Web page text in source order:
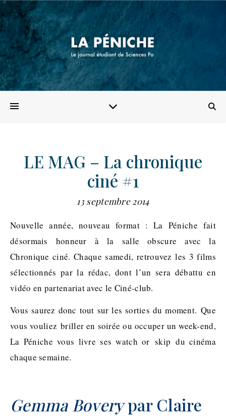
LE MAG – La chronique
ciné #1
13 septembre 2014
Nouvelle année, nouveau format : La Péniche fait
désormais honneur à la salle obscure avec la
Chronique ciné. Chaque samedi, retrouvez les 3 films
sélectionnés par la rédac, dont l’un sera débattu en
vidéo en partenariat avec le Ciné-club.
Vous saurez donc tout sur les sorties du moment. Que
vous vouliez briller en soirée ou occuper un week-end,
La Péniche vous livre ses watch or skip du cinéma
chaque semaine.
Gemma Boverypar Claire